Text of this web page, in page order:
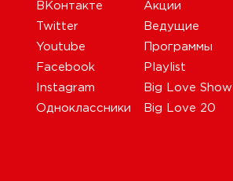
ВКонтакте
Twitter
Youtube
Facebook
Instagram
Одноклассники
Акции
Ведущие
Программы
Playlist
Big Love Show
Big Love 20